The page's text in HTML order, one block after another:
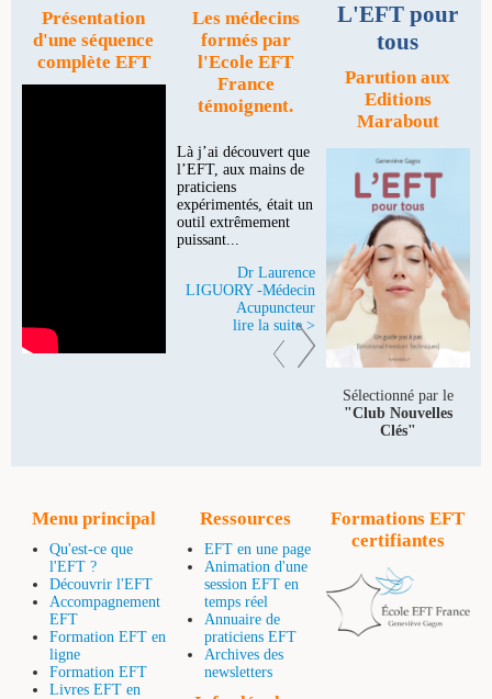
Présentation
d'une séquence
complète EFT
Les médecins
formés par
l'Ecole EFT
France
témoignent.
Là j’ai découvert que
l’EFT, aux mains de
praticiens
expérimentés, était un
outil extrêmement
puissant...
Dr Laurence
LIGUORY -Médecin
Acupuncteur
lire la suite >
L'EFT pour
tous
Parution aux
Editions
Marabout
Sélectionné par le
"Club Nouvelles
Clés"
Menu principal
Qu'est-ce que
l'EFT ?
Découvrir l'EFT
Accompagnement
EFT
Formation EFT en
ligne
Formation EFT
Livres EFT en
Ressources
EFT en une page
Animation d'une
session EFT en
temps réel
Annuaire de
praticiens EFT
Archives des
newsletters
Formations EFT
certifiantes